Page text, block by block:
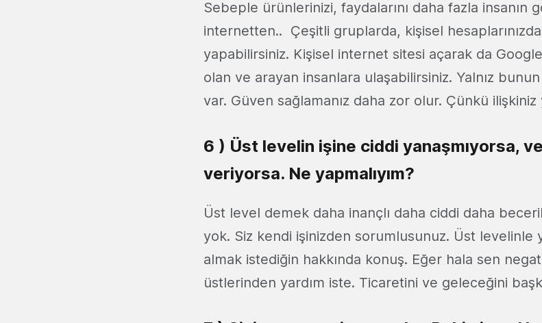
Sebeple ürünlerinizi, faydalarını daha fazla insanın
internetten.. Çeşitli gruplarda, kişisel hesaplarınızda
yapabilirsiniz. Kişisel internet sitesi açarak da
olan ve arayan insanlara ulaşabilirsiniz. Yalnız
var. Güven sağlamanız daha zor olur. Çünkü ilişkiniz
6 ) Üst levelin işine ciddi yanaşmıyorsa,
veriyorsa. Ne yapmalıyım?
Üst level demek daha inançlı daha ciddi daha
yok. Siz kendi işinizden sorumlusunuz. Üst levelinle
almak istediğin hakkında konuş. Eğer hala sen
üstlerinden yardım iste. Ticaretini ve geleceğini